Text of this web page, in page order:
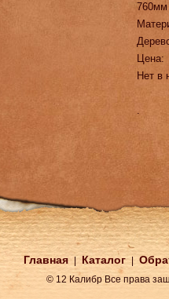
760мм
Цена:
Нет в
.
Главная Каталог
© 12 Калибр Все права